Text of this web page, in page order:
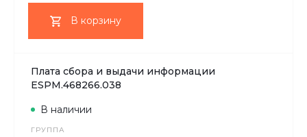
В корзину
Плата сбора и выдачи информации
ESPM.468266.038
ГРУППА
В наличии